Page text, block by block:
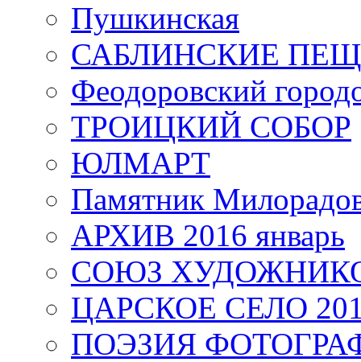
Пушкинская
САБЛИНСКИЕ
Феодоровский
ТРОИЦКИЙ СОБОР
ЮЛМАРТ
Памятник
АРХИВ 2016 январь
СОЮЗ
ЦАРСКОЕ СЕЛО
ПОЭЗИЯ